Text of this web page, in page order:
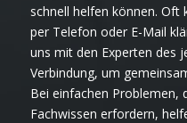
schnell helfen können. Oft
per Telefon oder E-Mail
uns mit den Experten des
Verbindung, um
Bei einfachen Problemen,
Fachwissen erfordern,